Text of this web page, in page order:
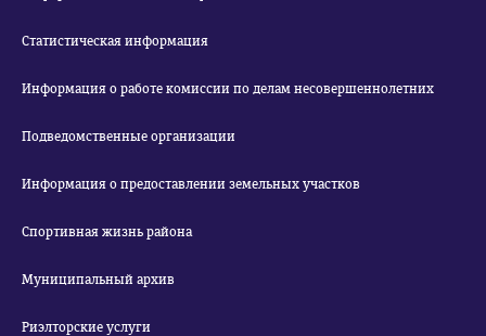
Статистическая информация
Информация о работе комиссии по делам несовершеннолетних
Подведомственные организации
Информация о предоставлении земельных участков
Спортивная жизнь района
Муниципальный архив
Риэлторские услуги